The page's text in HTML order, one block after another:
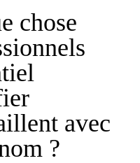
chose
avec
?